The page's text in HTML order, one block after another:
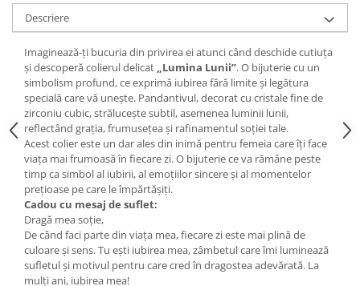
Descriere
Imaginează-ți bucuria din privirea ei atunci când deschide cutiuța
și descoperă colierul delicat „Lumina Lunii”. O bijuterie cu un
simbolism profund, ce exprimă iubirea fără limite și legătura
specială care vă unește. Pandantivul, decorat cu cristale fine de
zirconiu cubic, strălucește subtil, asemenea luminii lunii,
reflectând grația, frumusețea și rafinamentul soției tale.
Acest colier este un dar ales din inimă pentru femeia care îți face
viața mai frumoasă în fiecare zi. O bijuterie ce va rămâne peste
timp ca simbol al iubirii, al emoțiilor sincere și al momentelor
prețioase pe care le împărtășiți.
Cadou cu mesaj de suflet:
Dragă mea soție,
De când faci parte din viața mea, fiecare zi este mai plină de
culoare și sens. Tu ești iubirea mea, zâmbetul care îmi luminează
sufletul și motivul pentru care cred în dragostea adevărată. La
mulți ani, iubirea mea!